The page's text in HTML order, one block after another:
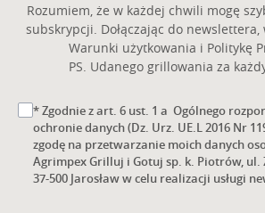
Rozumiem, że w każdej chwili mogę
subskrypcji. Dołączając do
Warunki użytkowania i Politykę
PS. Udanego grillowania za
* Zgodnie z art. 6 ust. 1 a Ogólnego
ochronie danych (Dz. Urz. UE.L 2016 Nr
zgodę na przetwarzanie moich danych
Agrimpex Grilluj i Gotuj sp. k. Piotrów, ul.
37-500 Jarosław w celu realizacji usługi